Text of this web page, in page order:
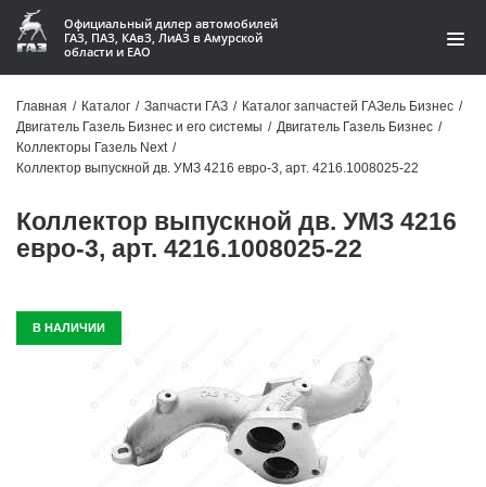
Официальный дилер автомобилей
ГАЗ, ПАЗ, КАвЗ, ЛиАЗ в Амурской
области и ЕАО
Акции
Контакты
Гарантии
Главная / Каталог / Запчасти ГАЗ / Каталог запчастей ГАЗель Бизнес /
Двигатель Газель Бизнес и его системы / Двигатель Газель Бизнес /
Коллекторы Газель Next /
Коллектор выпускной дв. УМЗ 4216 евро-3, арт. 4216.1008025-22
Коллектор выпускной дв. УМЗ 4216
евро-3, арт. 4216.1008025-22
В НАЛИЧИИ